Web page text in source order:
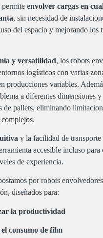
permite envolver cargas en
, sin necesidad de
del espacio y mejorando los
y versatilidad, los robots
logísticos con varias
producciones variables.
a diferentes dimensiones y
de pallets, eliminando
y la facilidad de transporte
accesible incluso para
de experiencia.
por robots
diseñados para:
la productividad
consumo de film